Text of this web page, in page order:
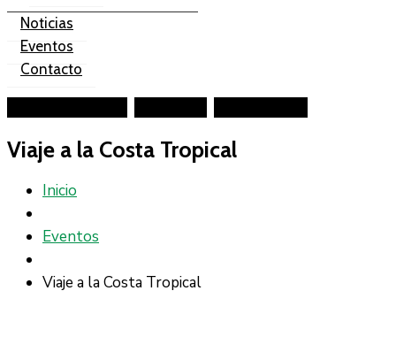
Noticias
Eventos
Contacto
Viaje a la Costa Tropical
Inicio
Eventos
Viaje a la Costa Tropical